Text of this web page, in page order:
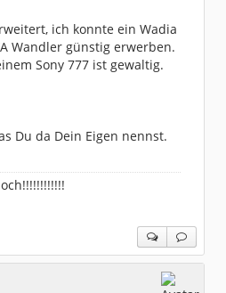
ich konnte ein Wadia
Wandler günstig erwerben.
Sony 777 ist gewaltig.
Du da Dein Eigen nennst.